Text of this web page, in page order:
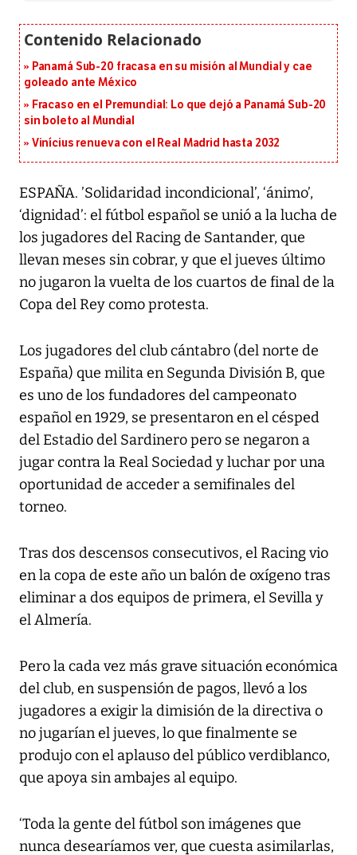
Panamá Sub-20 fracasa en su misión al Mundial y cae
goleado ante México
Fracaso en el Premundial: Lo que dejó a Panamá Sub-20
sin boleto al Mundial
Vinícius renueva con el Real Madrid hasta 2032
ESPAÑA. ’Solidaridad incondicional’, ‘ánimo’,
‘dignidad’: el fútbol español se unió a la lucha de
los jugadores del Racing de Santander, que
llevan meses sin cobrar, y que el jueves último
no jugaron la vuelta de los cuartos de final de la
Copa del Rey como protesta.
Los jugadores del club cántabro (del norte de
España) que milita en Segunda División B, que
es uno de los fundadores del campeonato
español en 1929, se presentaron en el césped
del Estadio del Sardinero pero se negaron a
jugar contra la Real Sociedad y luchar por una
oportunidad de acceder a semifinales del
torneo.
Tras dos descensos consecutivos, el Racing vio
en la copa de este año un balón de oxígeno tras
eliminar a dos equipos de primera, el Sevilla y
el Almería.
Pero la cada vez más grave situación económica
del club, en suspensión de pagos, llevó a los
jugadores a exigir la dimisión de la directiva o
no jugarían el jueves, lo que finalmente se
produjo con el aplauso del público verdiblanco,
que apoya sin ambajes al equipo.
‘Toda la gente del fútbol son imágenes que
nunca desearíamos ver, que cuesta asimilarlas,